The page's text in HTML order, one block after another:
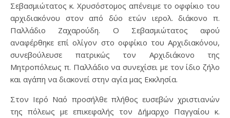
Σεβασμιώτατος κ. Χρυσόστομος απένειμε το οφφίκιο του
αρχιδιακόνου στον από δύο ετών ιερολ. διάκονο π.
Παλλάδιο Ζαχαρούδη. Ο Σεβασμιώτατος αφού
αναφέρθηκε επί ολίγον στο οφφίκιο του Αρχιδιακόνου,
συνεβούλευσε πατρικώς τον Αρχιδιάκονο της
Μητροπόλεως π. Παλλάδιο να συνεχίσει με τον ίδιο ζήλο
και αγάπη να διακονεί στην αγία μας Εκκλησία.
Στον Ιερό Ναό προσήλθε πλήθος ευσεβών χριστιανών
της πόλεως με επικεφαλής τον Δήμαρχο Παγγαίου κ.